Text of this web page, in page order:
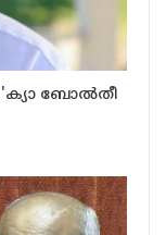
ബോൽതീ